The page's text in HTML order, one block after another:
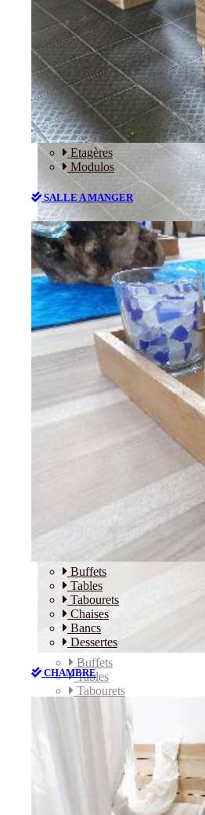
Etagères
Modulos
SALLE A MANGER
Buffets
Tables
Tabourets
Chaises
Bancs
Dessertes
CHAMBRE
Etagères
Modulos
SALLE A MANGER
Buffets
Tables
Tabourets
CHAMBRE